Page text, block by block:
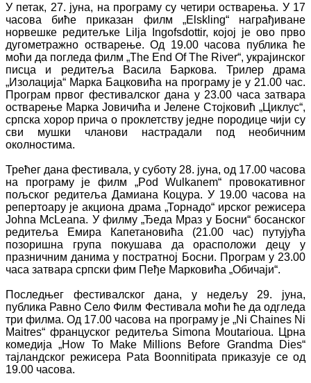
У петак, 27. јуна, на програму су четири остварења. У 17
часова биће приказан филм „Elskling“ награђиване
норвешке редитељке Lilja Ingofsdottir, којој је ово прво
дугометражно остварење. Од 19.00 часова публика ће
моћи да погледа филм „The End Of The River“, украјинског
писца и редитеља Васила Баркова. Трилер драма
„Изолација“ Марка Бацковића на програму је у 21.00 час.
Програм првог фестивалског дана у 23.00 часа затвара
остварење Марка Јовичића и Јелене Стојковић „Циклус“,
српска хорор прича о проклетству једне породице чији су
сви мушки чланови настрадали под необичним
околностима.
Трећег дана фестивала, у суботу 28. јуна, од 17.00 часова
на програму је филм „Pod Wulkanem“ провокативног
пољског редитеља Дамиана Коцура. У 19.00 часова на
репертоару је акциона драма „Торнадо“ ирског режисера
Johna McLeana. У филму „Ђеда Мраз у Босни“ босанског
редитеља Емира Капетановића (21.00 час) путујућа
позоришна група покушава да орасположи децу у
празничним данима у постратној Босни. Програм у 23.00
часа затвара српски фим Пеђе Марковића „Обичаји“.
Последњег фестивалског дана, у недељу 29. јуна,
публика Равно Село Филм Фестивала моћи ће да одгледа
три филма. Од 17.00 часова на програму је „Ni Chaines Ni
Maitres“ француског редитеља Simona Moutarioua. Црна
комедија „How To Make Millions Before Grandma Dies“
тајландског режисера Pata Boonnitipata приказује се од
19.00 часова.